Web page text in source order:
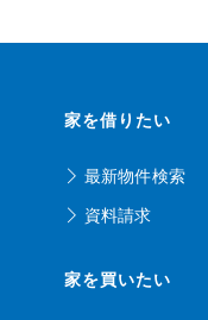
家を借りたい
最新物件検索
資料請求
家を買いたい